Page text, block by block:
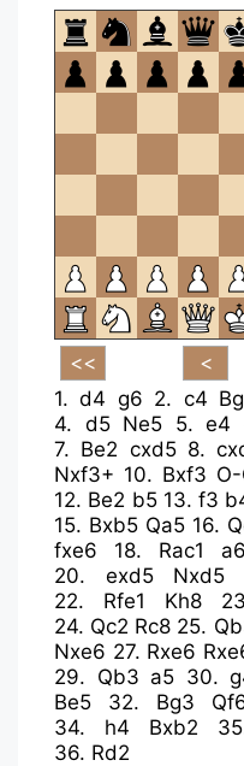
om
te
1.d4 g6 2. c4
4. d5 Ne5 5. e4
7. Be2 cxd5 8.
Nxf3+ 10. Bxf3
12. Be2 b5 13. f3
15. Bxb5 Qa5 16.
fxe6
18. Rac1 a6
20. exd5 Nxd5
22. Rfe1 Kh8
24. Qc2 Rc8 25.
Nxe6 27. Rxe6
29. Qb3 a5 30.
Be5
32. Bg3
34. h4 Bxb2
36. Rd2